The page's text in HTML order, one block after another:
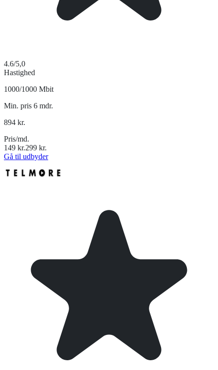
4.6/5,0
Hastighed
1000/1000 Mbit
Min. pris 6 mdr.
894 kr.
Pris/md.
149 kr.299 kr.
Gå til udbyder